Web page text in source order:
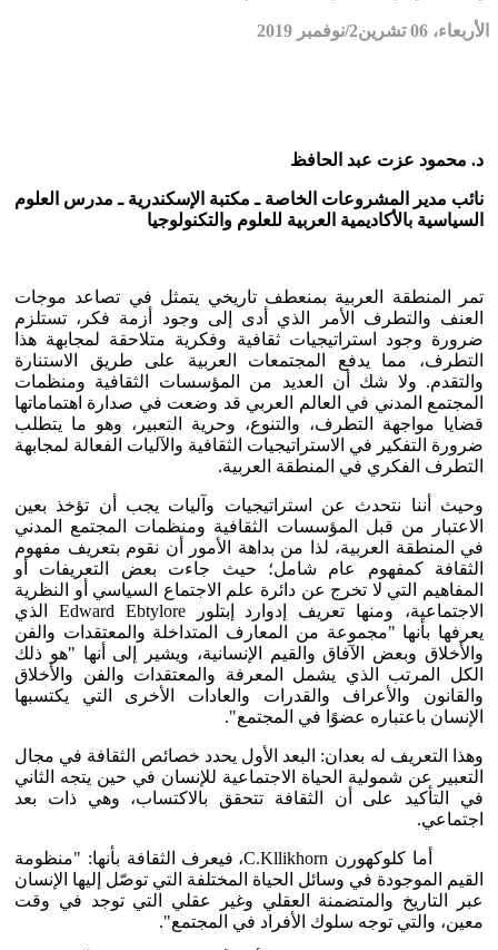
الأربعاء، 06 تشرين2/نوفمبر 2019
د. محمود عزت عبد الحافظ
نائب مدير المشروعات الخاصة ـ مكتبة الإسكندرية ـ مدرس العلوم
السياسية بالأكاديمية العربية للعلوم والتكنولوجيا
تمر المنطقة العربية بمنعطف تاريخي يتمثل في تصاعد موجات
العنف والتطرف الأمر الذي أدى إلى وجود أزمة فكر، تستلزم
ضرورة وجود استراتيجيات ثقافية وفكرية متلاحقة لمجابهة هذا
التطرف، مما يدفع المجتمعات العربية على طريق الاستنارة
والتقدم. ولا شك أن العديد من المؤسسات الثقافية ومنظمات
المجتمع المدني في العالم العربي قد وضعت في صدارة اهتماماتها
قضايا مواجهة التطرف، والتنوع، وحرية التعبير، وهو ما يتطلب
ضرورة التفكير في الاستراتيجيات الثقافية والآليات الفعالة لمجابهة
التطرف الفكري في المنطقة العربية.
وحيث أننا نتحدث عن استراتيجيات وآليات يجب أن تؤخذ بعين
الاعتبار من قبل المؤسسات الثقافية ومنظمات المجتمع المدني
في المنطقة العربية، لذا من بداهة الأمور أن نقوم بتعريف مفهوم
الثقافة كمفهوم عام شامل؛ حيث جاءت بعض التعريفات أو
المفاهيم التي لا تخرج عن دائرة علم الاجتماع السياسي أو النظرية
الاجتماعية، ومنها تعريف إدوارد إبتلور Edward Ebtylore الذي
يعرفها بأنها "مجموعة من المعارف المتداخلة والمعتقدات والفن
والأخلاق وبعض الآفاق والقيم الإنسانية، ويشير إلى أنها "هو ذلك
الكل المرتب الذي يشمل المعرفة والمعتقدات والفن والأخلاق
والقانون والأعراف والقدرات والعادات الأخرى التي يكتسبها
الإنسان باعتباره عضوًا في المجتمع".
وهذا التعريف له بعدان: البعد الأول يحدد خصائص الثقافة في مجال
التعبير عن شمولية الحياة الاجتماعية للإنسان في حين يتجه الثاني
في التأكيد على أن الثقافة تتحقق بالاكتساب، وهي ذات بعد
اجتماعي.
أما كلوكهورن C.Kllikhorn، فيعرف الثقافة بأنها: "منظومة
القيم الموجودة في وسائل الحياة المختلفة التي توصّل إليها الإنسان
عبر التاريخ والمتضمنة العقلي وغير عقلي التي توجد في وقت
معين، والتي توجه سلوك الأفراد في المجتمع".